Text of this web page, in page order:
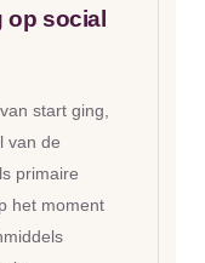
op social
start ging,
van de
primaire
het moment